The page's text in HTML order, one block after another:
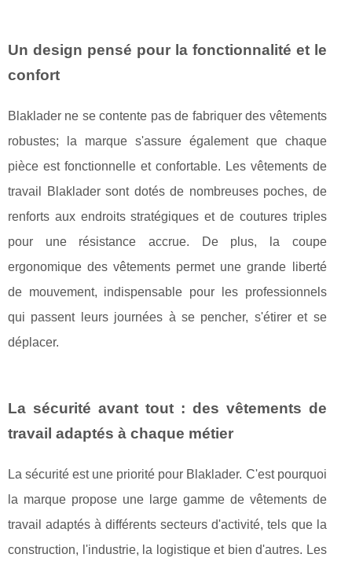
Un design pensé pour la fonctionnalité et le
confort
Blaklader ne se contente pas de fabriquer des vêtements
robustes; la marque s'assure également que chaque
pièce est fonctionnelle et confortable. Les vêtements de
travail Blaklader sont dotés de nombreuses poches, de
renforts aux endroits stratégiques et de coutures triples
pour une résistance accrue. De plus, la coupe
ergonomique des vêtements permet une grande liberté
de mouvement, indispensable pour les professionnels
qui passent leurs journées à se pencher, s'étirer et se
déplacer.
La sécurité avant tout : des vêtements de
travail adaptés à chaque métier
La sécurité est une priorité pour Blaklader. C'est pourquoi
la marque propose une large gamme de vêtements de
travail adaptés à différents secteurs d'activité, tels que la
construction, l'industrie, la logistique et bien d'autres. Les